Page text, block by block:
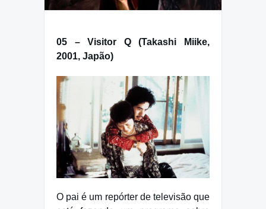
05 – Visitor Q (Takashi Miike,
2001, Japão)
O pai é um repórter de televisão que